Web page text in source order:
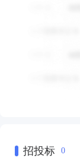
招投标 0